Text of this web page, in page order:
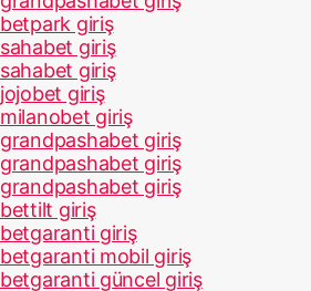
betpark giriş
sahabet giriş
sahabet giriş
jojobet giriş
milanobet giriş
grandpashabet giriş
grandpashabet giriş
grandpashabet giriş
bettilt giriş
betgaranti giriş
betgaranti mobil giriş
betgaranti güncel giriş